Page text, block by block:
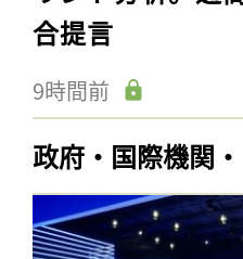
合提言
9時間前
政府・国際機関